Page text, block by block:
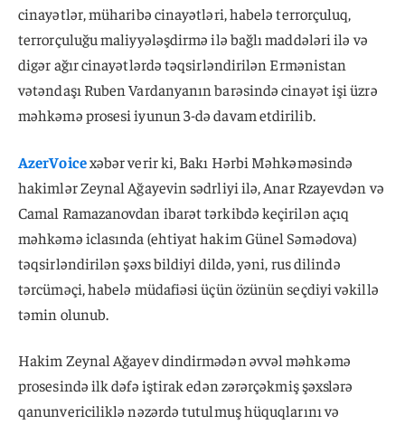
cinayətlər, müharibə cinayətləri, habelə terrorçuluq,
terrorçuluğu maliyyələşdirmə ilə bağlı maddələri ilə və
digər ağır cinayətlərdə təqsirləndirilən Ermənistan
vətəndaşı Ruben Vardanyanın barəsində cinayət işi üzrə
məhkəmə prosesi iyunun 3-də davam etdirilib.
AzerVoicexəbər verir ki, Bakı Hərbi Məhkəməsində
hakimlər Zeynal Ağayevin sədrliyi ilə, Anar Rzayevdən və
Camal Ramazanovdan ibarət tərkibdə keçirilən açıq
məhkəmə iclasında (ehtiyat hakim Günel Səmədova)
təqsirləndirilən şəxs bildiyi dildə, yəni, rus dilində
tərcüməçi, habelə müdafiəsi üçün özünün seçdiyi vəkillə
təmin olunub.
Hakim Zeynal Ağayev dindirmədən əvvəl məhkəmə
prosesində ilk dəfə iştirak edən zərərçəkmiş şəxslərə
qanunvericiliklə nəzərdə tutulmuş hüquqlarını və